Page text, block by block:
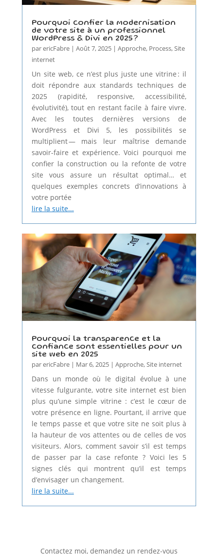
Pourquoi confier la modernisation
de votre site à un professionnel
WordPress & Divi en 2025 ?
parericFabre| Août 7, 2025| Approche, Process, Site
internet
Un site web, ce n’est plus juste une vitrine : il
doit répondre aux standards techniques de
2025 (rapidité, responsive, accessibilité,
évolutivité), tout en restant facile à faire vivre.
Avec les toutes dernières versions de
WordPress et Divi 5, les possibilités se
multiplient — mais leur maîtrise demande
savoir-faire et expérience. Voici pourquoi me
confier la construction ou la refonte de votre
site vous assure un résultat optimal… et
quelques exemples concrets d’innovations à
votre portée
lire la suite...
Pourquoi la transparence et la
confiance sont essentielles pour un
site web en 2025
parericFabre| Mar 6, 2025| Approche,Site internet
Dans un monde où le digital évolue à une
vitesse fulgurante, votre site internet est bien
plus qu’une simple vitrine : c’est le cœur de
votre présence en ligne. Pourtant, il arrive que
le temps passe et que votre site ne soit plus à
la hauteur de vos attentes ou de celles de vos
visiteurs. Alors, comment savoir s’il est temps
de passer par la case refonte ? Voici les 5
signes clés qui montrent qu’il est temps
d’envisager un changement.
lire la suite...
Contactez moi, demandez un rendez-vous